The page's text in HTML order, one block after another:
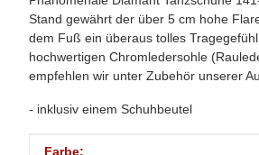
Stand gewährt der über 5 cm hohe
dem Fuß ein überaus tolles
hochwertigen Chromledersohle
empfehlen wir unter Zubehör unserer
- inklusiv einem Schuhbeutel
Produkteigenschaft
Wert
Farbe: